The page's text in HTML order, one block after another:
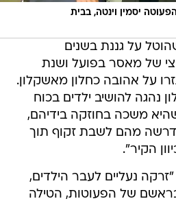
יסמין וינטה, בבית
על גננת בשנים
של מאסר בפועל ושנת
על אהובה כחלון מאשקלון.
נהגה להושיב ילדים בכוח
משכה בחוזקה בידיהם,
מהם לשבת זקוף תוך
הקיר".
נעליים לעבר הילדים,
של הפעוטות, הטילה